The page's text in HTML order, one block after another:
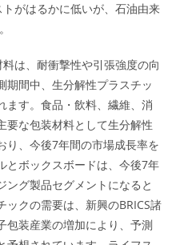
がはるかに低いが、石油由来
は、耐衝撃性や引張強度の向
期間中、生分解性プラスチッ
ます。食品・飲料、繊維、消
要な包装材料として生分解性
り、今後7年間の市場成長率を
とボックスボードは、今後7年
ング製品セグメントになると
クの需要は、新興のBRICS諸
包装産業の増加により、予測